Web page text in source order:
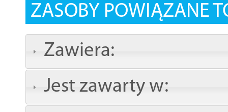
ZASOBY POWIĄZANE
Zawiera:
Jest zawarty w: